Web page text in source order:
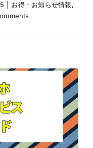
お得・お知らせ情報,